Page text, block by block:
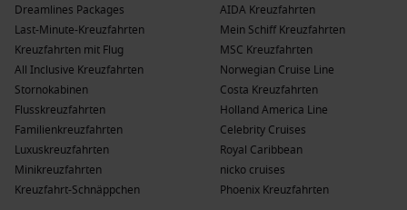
Dreamlines Packages
Last-Minute-Kreuzfahrten
Kreuzfahrten mit Flug
All Inclusive Kreuzfahrten
Stornokabinen
Flusskreuzfahrten
Familienkreuzfahrten
Luxuskreuzfahrten
Minikreuzfahrten
Kreuzfahrt-Schnäppchen
AIDA Kreuzfahrten
Mein Schiff Kreuzfahrten
MSC Kreuzfahrten
Norwegian Cruise Line
Costa Kreuzfahrten
Holland America Line
Celebrity Cruises
Royal Caribbean
nicko cruises
Phoenix Kreuzfahrten